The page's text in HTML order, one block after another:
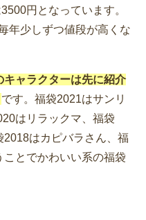
円となっています。
年少しずつ値段が高くな
キャラクターは先に紹介
です。福袋2021はサンリ
はリラックマ、福袋
はカピバラさん、福
とでかわいい系の福袋